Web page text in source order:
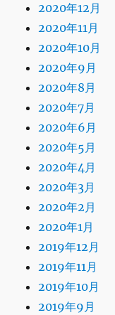
2020年12月
2020年11月
2020年10月
2020年9月
2020年8月
2020年7月
2020年6月
2020年5月
2020年4月
2020年3月
2020年2月
2020年1月
2019年12月
2019年11月
2019年10月
2019年9月